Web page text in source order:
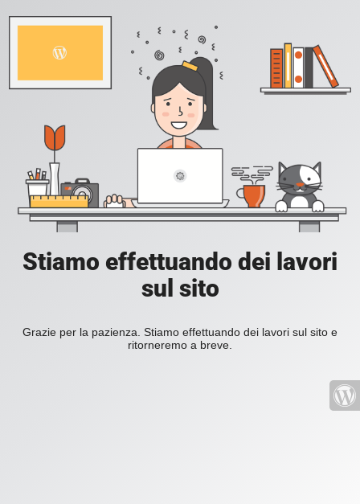
Stiamo effettuando dei lavori
sul sito
Grazie per la pazienza. Stiamo effettuando dei lavori sul sito e
ritorneremo a breve.